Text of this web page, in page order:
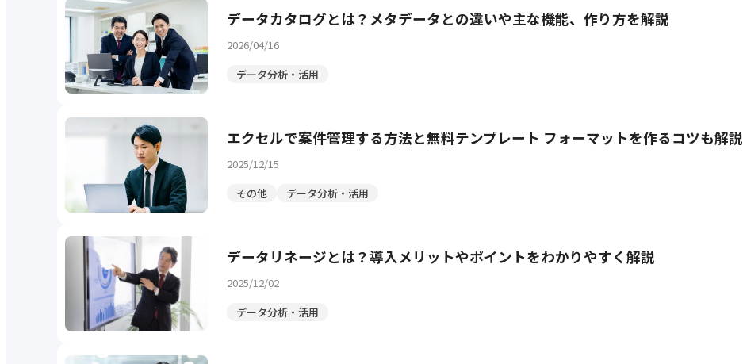
データカタログとは？メタデータとの違いや主な機能、作り方を解説
2026/04/16
データ分析・活用
エクセルで案件管理する方法と無料テンプレート フォーマットを作るコツも解説
2025/12/15
その他
データ分析・活用
データリネージとは？導入メリットやポイントをわかりやすく解説
2025/12/02
データ分析・活用